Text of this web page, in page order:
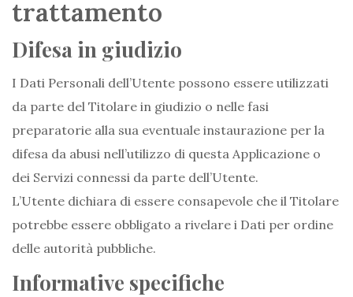
trattamento
Difesa in giudizio
I Dati Personali dell’Utente possono essere utilizzati
da parte del Titolare in giudizio o nelle fasi
preparatorie alla sua eventuale instaurazione per la
difesa da abusi nell’utilizzo di questa Applicazione o
dei Servizi connessi da parte dell’Utente.
L’Utente dichiara di essere consapevole che il Titolare
potrebbe essere obbligato a rivelare i Dati per ordine
delle autorità pubbliche.
Informative specifiche